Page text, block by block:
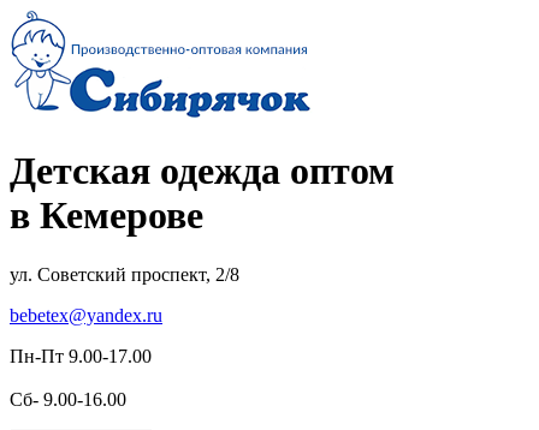
Детская одежда оптом
в Кемерове
ул. Советский проспект, 2/8
bebetex@yandex.ru
Пн-Пт 9.00-17.00
Сб- 9.00-16.00